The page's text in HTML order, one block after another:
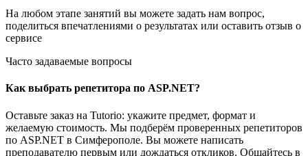
На любом этапе занятий вы можете задать нам вопрос,
поделиться впечатлениями о результатах или оставить отзыв о
сервисе
Часто задаваемые вопросы
Как выбрать репетитора по ASP.NET?
Оставьте заказ на Tutorio: укажите предмет, формат и
желаемую стоимость. Мы подберём проверенных репетиторов
по ASP.NET в Симферополе. Вы можете написать
преподавателю первым или дождаться откликов. Общайтесь в